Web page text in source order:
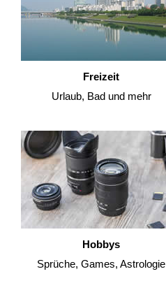
Freizeit
Urlaub, Bad und mehr
Hobbys
Sprüche, Games, Astrologie